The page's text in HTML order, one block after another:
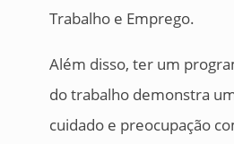
Trabalho e Emprego.
Além disso, ter um
do trabalho demonstra
cuidado e preocupação